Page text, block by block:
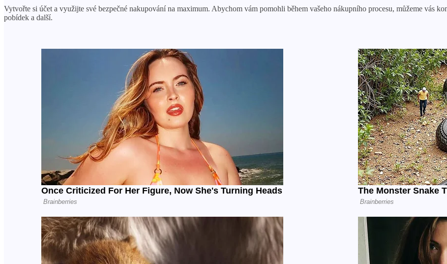
Vytvořte si účet a využijte své bezpečné nakupování na maximum. Abychom vám pomohli během vašeho nákupního procesu, můžeme vás
pobídek a další.